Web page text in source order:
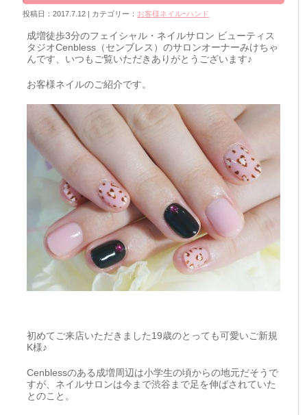
投稿日：2017.7.12 | カテゴリー： お客様ネイルｰハンド
成増徒歩3分のフェイシャル・ネイルサロン ビューティス
タジオCenbless（センブレス）のサロンオーナーみけちゃ
んです、いつもご覧いただきありがとうございます♪
お客様ネイルのご紹介です。
初めてご来店いただきました19歳のとっても可愛いご新規
K様♪
Cenblessのある成増周辺は小学生の頃からの地元だそうで
すが、ネイルサロンは今まで渋谷まで足を伸ばされていた
とのこと。